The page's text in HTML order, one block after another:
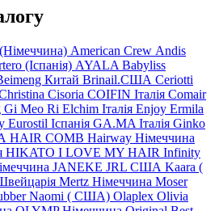
American Crew Andis
(Іспанія) AYALA Babyliss
Китай Brinail.США Ceriotti
Cisoria COIFIN Італія Comair
Gi Meo Ri Elchim Італія Enjoy Ermila
Eurostil Іспанія GA.MA Італія Ginko
HAIR COMB Hairway Німеччина
HIKATO I LOVE MY HAIR Infinity
JANEKE JRL США Kaara (
Mertz Німеччина Moser
Naomi ( США) Olaplex Olivia